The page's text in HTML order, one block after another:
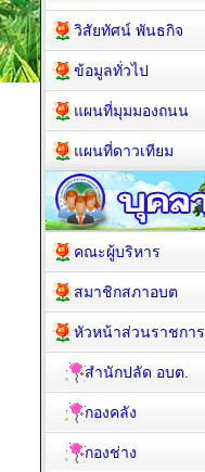
วิสัยทัศน์ พันธกิจ
ข้อมูลทั่วไป
แผนที่มุมมองถนน
แผนที่ดาวเทียม
คณะผู้บริหาร
สมาชิกสภาอบต
หัวหน้าส่วนราชการ
สำนักปลัด อบต.
กองคลัง
กองช่าง